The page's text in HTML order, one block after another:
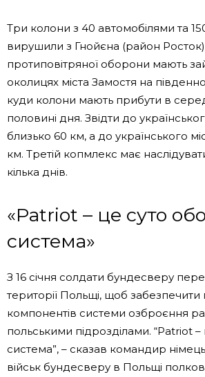
Три колони з 40 автомобілями та
вирушили з Гнойєна (район
протиповітряної оборони мають
околицях міста Замостя на
куди колони мають прибути в
половині дня. Звідти до
близько 60 км, а до українського
км. Третій копмлекс має
кілька днів.
«Patriot – це суто
система»
З 16 січня солдати бундесверу
території Польщі, щоб
компонентів системи озброєння
польськими підрозділами. “Patriot
система”, – сказав командир
військ бундесверу в Польщі